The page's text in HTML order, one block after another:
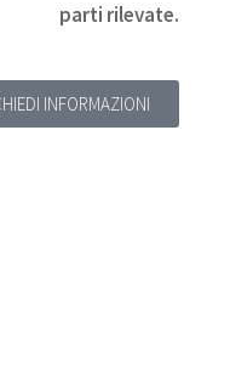
parti rilevate.
INFORMAZIONI